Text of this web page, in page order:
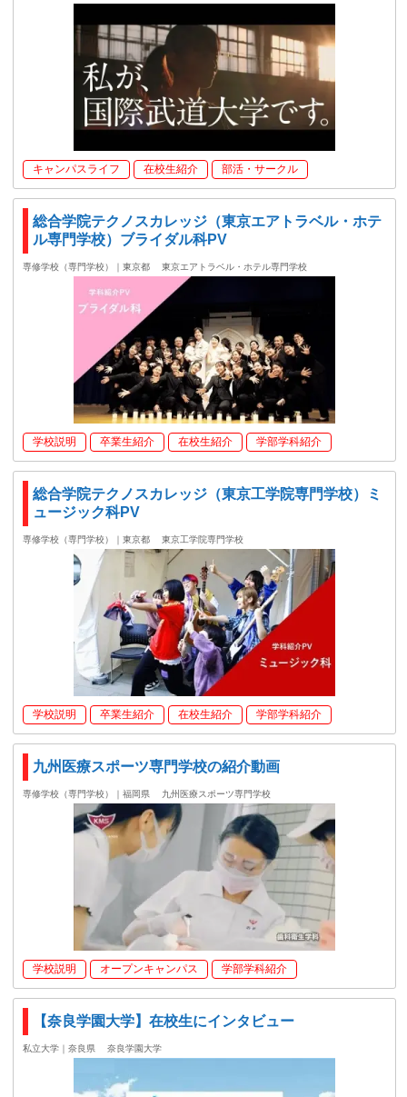
キャンパスライフ 在校生紹介 部活・サークル
総合学院テクノスカレッジ（東京エアトラベル・ホテ
ル専門学校）ブライダル科PV
専修学校（専門学校）｜東京都 東京エアトラベル・ホテル専門学校
学校説明 卒業生紹介 在校生紹介 学部学科紹介
総合学院テクノスカレッジ（東京工学院専門学校）ミ
ュージック科PV
専修学校（専門学校）｜東京都 東京工学院専門学校
学校説明 卒業生紹介 在校生紹介 学部学科紹介
九州医療スポーツ専門学校の紹介動画
専修学校（専門学校）｜福岡県 九州医療スポーツ専門学校
学校説明 オープンキャンパス 学部学科紹介
【奈良学園大学】在校生にインタビュー
私立大学｜奈良県 奈良学園大学